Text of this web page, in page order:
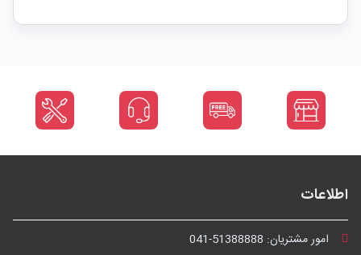
اطلاعات
امور مشتریان: 041-51388888